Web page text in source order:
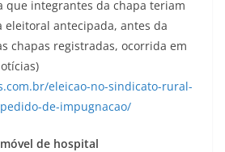
que integrantes da chapa teriam
eleitoral antecipada, antes da
chapas registradas, ocorrida em
eleicao-no-sindicato-rural-
de-impugnacao/
de hospital